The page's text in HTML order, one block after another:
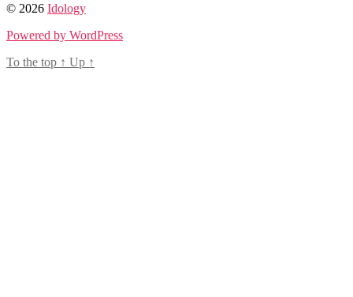
© 2026 Idology
Powered by WordPress
To the top ↑ Up ↑